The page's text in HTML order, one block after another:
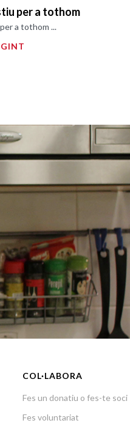
per a tothom
a tothom ...
COL·LABORA
Fes un donatiu o fes-te soci
Fes voluntariat